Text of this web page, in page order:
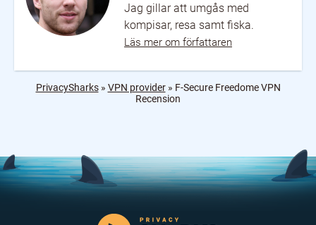
Jag gillar att umgås med
kompisar, resa samt fiska.
Läs mer om författaren
PrivacySharks» VPN provider» F-Secure Freedome VPN
Recension